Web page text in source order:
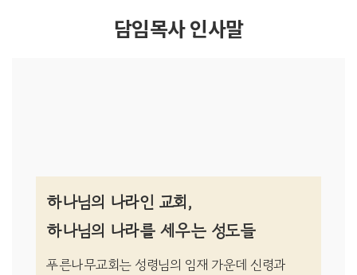
담임목사 인사말
하나님의 나라인 교회,
하나님의 나라를 세우는 성도들
푸른나무교회는 성령님의 임재 가운데 신령과